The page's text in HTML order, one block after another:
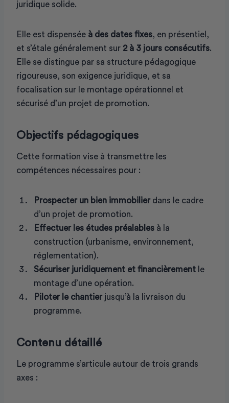
juridique solide.
Elle est dispensée à des dates fixes, en présentiel,
et s’étale généralement sur 2 à 3 jours consécutifs.
Elle se distingue par sa structure pédagogique
rigoureuse, son exigence juridique, et sa
focalisation sur le montage opérationnel et
sécurisé d’un projet de promotion.
Objectifs pédagogiques
Cette formation vise à transmettre les
compétences nécessaires pour :
Prospecter un bien immobilier dans le cadre
d’un projet de promotion.
Effectuer les études préalables à la
construction (urbanisme, environnement,
réglementation).
Sécuriser juridiquement et financièrement le
montage d’une opération.
Piloter le chantier jusqu’à la livraison du
programme.
Contenu détaillé
Le programme s’articule autour de trois grands
axes :